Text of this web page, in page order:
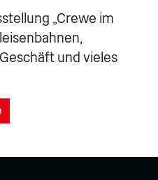
„Crewe im
und vieles